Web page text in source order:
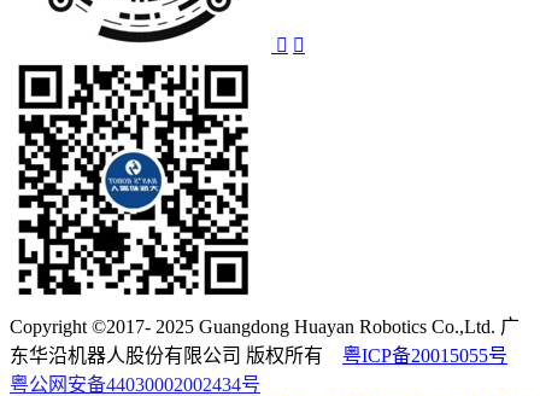
Copyright ©2017- 2025 Guangdong Huayan Robotics Co.,Ltd. 广
东华沿机器人股份有限公司 版权所有 粤ICP备20015055号
粤公网安备44030002002434号